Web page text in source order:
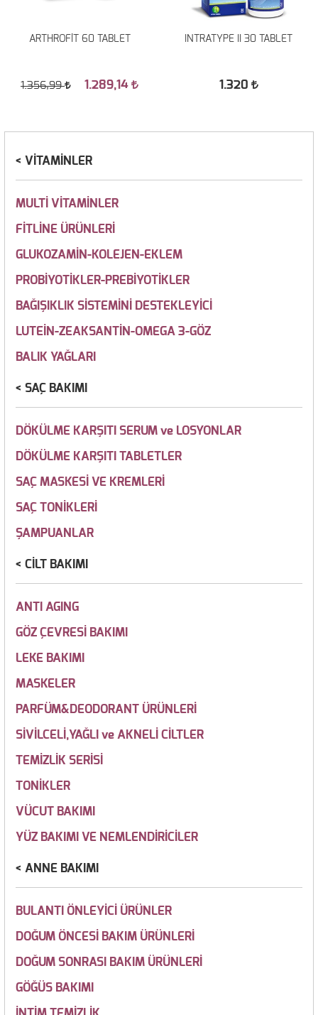
ARTHROFİT 60 TABLET
1.356,99 1.289,14
INTRATYPE II 30 TABLET
1.320
VİTAMİNLER
MULTİ VİTAMİNLER
FİTLİNE ÜRÜNLERİ
GLUKOZAMİN-KOLEJEN-EKLEM
PROBİYOTİKLER-PREBİYOTİKLER
BAĞIŞIKLIK SİSTEMİNİ DESTEKLEYİCİ
LUTEİN-ZEAKSANTİN-OMEGA 3-GÖZ
BALIK YAĞLARI
SAÇ BAKIMI
DÖKÜLME KARŞITI SERUM ve LOSYONLAR
DÖKÜLME KARŞITI TABLETLER
SAÇ MASKESİ VE KREMLERİ
SAÇ TONİKLERİ
ŞAMPUANLAR
CİLT BAKIMI
ANTI AGING
GÖZ ÇEVRESİ BAKIMI
LEKE BAKIMI
MASKELER
PARFÜM&DEODORANT ÜRÜNLERİ
SİVİLCELİ,YAĞLI ve AKNELİ CİLTLER
TEMİZLİK SERİSİ
TONİKLER
VÜCUT BAKIMI
YÜZ BAKIMI VE NEMLENDİRİCİLER
ANNE BAKIMI
BULANTI ÖNLEYİCİ ÜRÜNLER
DOĞUM ÖNCESİ BAKIM ÜRÜNLERİ
DOĞUM SONRASI BAKIM ÜRÜNLERİ
GÖĞÜS BAKIMI